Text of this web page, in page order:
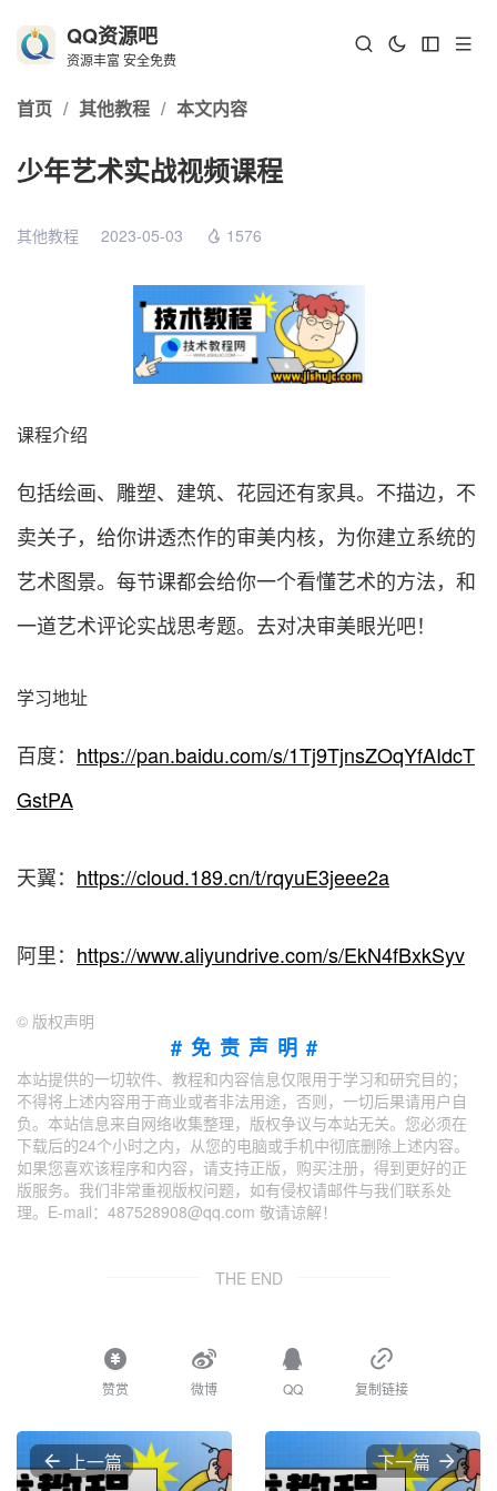
QQ资源吧
资源丰富 安全免费
首页 / 其他教程 / 本文内容
少年艺术实战视频课程
其他教程 2023-05-03 1576
课程介绍
包括绘画、雕塑、建筑、花园还有家具。不描边，不
卖关子，给你讲透杰作的审美内核，为你建立系统的
艺术图景。每节课都会给你一个看懂艺术的方法，和
一道艺术评论实战思考题。去对决审美眼光吧！
学习地址
百度： https://pan.baidu.com/s/1Tj9TjnsZOqYfAIdcT
GstPA
天翼： https://cloud.189.cn/t/rqyuE3jeee2a
阿里： https://www.aliyundrive.com/s/EkN4fBxkSyv
© 版权声明
#免责声明#
本站提供的一切软件、教程和内容信息仅限用于学习和研究目的；
不得将上述内容用于商业或者非法用途，否则，一切后果请用户自
负。本站信息来自网络收集整理，版权争议与本站无关。您必须在
下载后的24个小时之内，从您的电脑或手机中彻底删除上述内容。
如果您喜欢该程序和内容，请支持正版，购买注册，得到更好的正
版服务。我们非常重视版权问题，如有侵权请邮件与我们联系处
理。E-mail：487528908@qq.com 敬请谅解！
THE END
赞赏 微博 QQ 复制链接
上一篇 下一篇